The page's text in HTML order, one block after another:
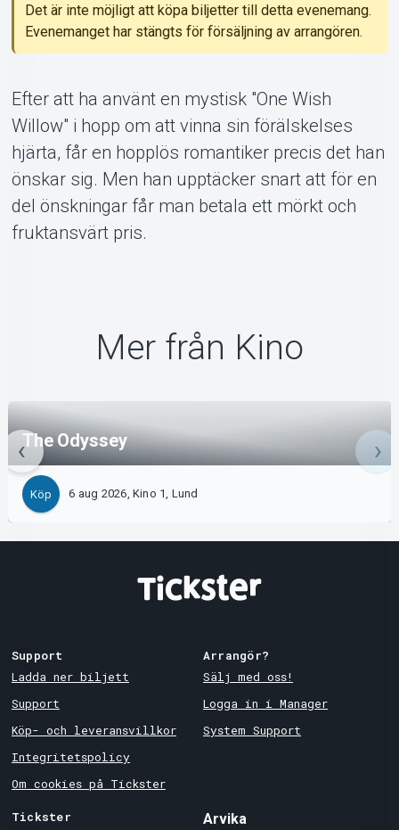
Om Tickster
Det är inte möjligt att köpa biljetter till detta evenemang.
Evenemanget har stängts för försäljning av arrangören.
Efter att ha använt en mystisk "One Wish
Willow" i hopp om att vinna sin förälskelses
hjärta, får en hopplös romantiker precis det han
önskar sig. Men han upptäcker snart att för en
del önskningar får man betala ett mörkt och
fruktansvärt pris.
Mer från Kino
The Odyssey
Köp 6 aug 2026, Kino 1, Lund
Support
Ladda ner biljett
Support
Köp- och leveransvillkor
Integritetspolicy
Om cookies på Tickster
Arrangör?
Sälj med oss!
Logga in i Manager
System Support
Tickster Arvika